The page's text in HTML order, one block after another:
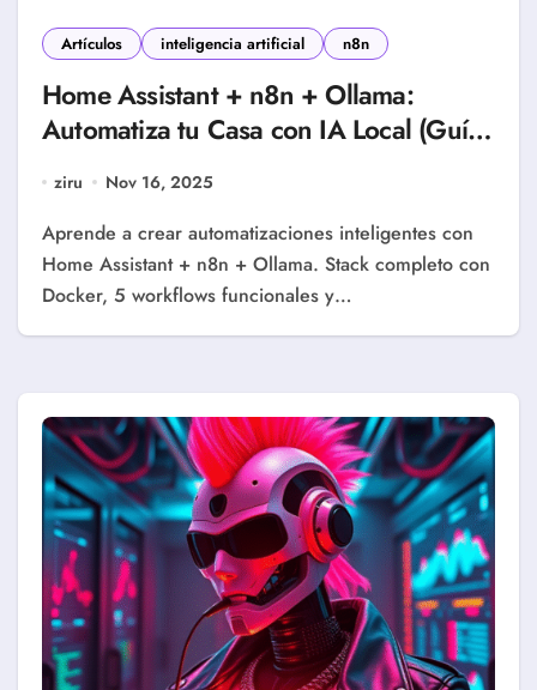
Artículos inteligencia artificial n8n
Home Assistant + n8n + Ollama:
Automatiza tu Casa con IA Local (Guía
ziru Nov 16, 2025
Aprende a crear automatizaciones inteligentes con
Home Assistant + n8n + Ollama. Stack completo con
Docker, 5 workflows funcionales y…